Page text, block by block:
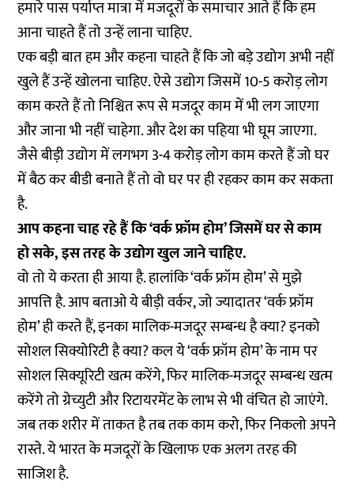
हमारे पास पर्याप्त मात्रा में मजदूरों के समाचार आते हैं कि हम
आना चाहते हैं तो उन्हें लाना चाहिए.
एक बड़ी बात हम और कहना चाहते हैं कि जो बड़े उद्योग अभी नहीं
खुले हैं उन्हें खोलना चाहिए. ऐसे उद्योग जिसमें 10-5 करोड़ लोग
काम करते हैं तो निश्चित रूप से मजदूर काम में भी लग जाएगा
और जाना भी नहीं चाहेगा. और देश का पहिया भी घूम जाएगा.
जैसे बीड़ी उद्योग में लगभग 3-4 करोड़ लोग काम करते हैं जो घर
में बैठ कर बीडी बनाते हैं तो वो घर पर ही रहकर काम कर सकता
है.
आप कहना चाह रहे हैं कि ‘वर्क फ्रॉम होम’ जिसमें घर से काम
हो सके, इस तरह के उद्योग खुल जाने चाहिए.
वो तो ये करता ही आया है. हालांकि ‘वर्क फ्रॉम होम’ से मुझे
आपत्ति है. आप बताओ ये बीड़ी वर्कर, जो ज्यादातर ‘वर्क फ्रॉम
होम’ ही करते हैं, इनका मालिक-मजदूर सम्बन्ध है क्या? इनको
सोशल सिक्योरिटी है क्या? कल ये ‘वर्क फ्रॉम होम’ के नाम पर
सोशल सिक्यूरिटी खत्म करेंगे, फिर मालिक-मजदूर सम्बन्ध खत्म
करेंगे तो ग्रेच्युटी और रिटायरमेंट के लाभ से भी वंचित हो जाएंगे.
जब तक शरीर में ताकत है तब तक काम करो, फिर निकलो अपने
रास्ते. ये भारत के मजदूरों के खिलाफ एक अलग तरह की
साजिश है.